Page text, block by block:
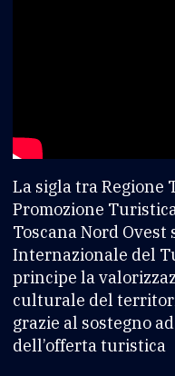
La sigla tra Regione
Promozione
Toscana Nord
Internazionale del
principe la
culturale del
grazie al sostegno
dell’offerta turistica